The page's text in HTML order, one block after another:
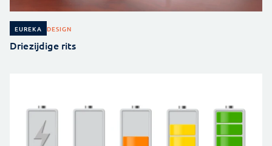
EUREKA DESIGN
Driezijdige rits